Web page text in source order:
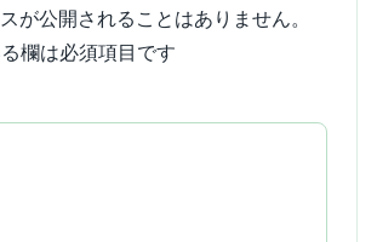
が公開されることはありません。
欄は必須項目です